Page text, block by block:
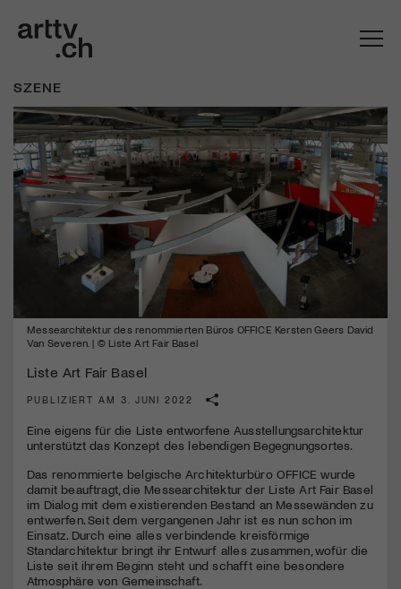
SZENE
Messearchitektur des renommierten Büros OFFICE Kersten Geers David
Van Severen. | © Liste Art Fair Basel
Liste Art Fair Basel
PUBLIZIERT AM 3. JUNI 2022
Eine eigens für die Liste entworfene Ausstellungsarchitektur
unterstützt das Konzept des lebendigen Begegnungsortes.
Das renommierte belgische Architekturbüro OFFICE wurde
damit beauftragt, die Messearchitektur der Liste Art Fair Basel
im Dialog mit dem existierenden Bestand an Messewänden zu
entwerfen. Seit dem vergangenen Jahr ist es nun schon im
Einsatz. Durch eine alles verbindende kreisförmige
Standarchitektur bringt ihr Entwurf alles zusammen, wofür die
Liste seit ihrem Beginn steht und schafft eine besondere
Atmosphäre von Gemeinschaft.
Mach mit: «Be Part of the Art»!
Engagiere dich als Kulturliebhaber:in, Kulturschaffende(r) oder
Mit deiner Mitgliedschaft erhältst du kostenlosen Zugang zu
diversen Kulturevents.
Jetzt Mitglied werden